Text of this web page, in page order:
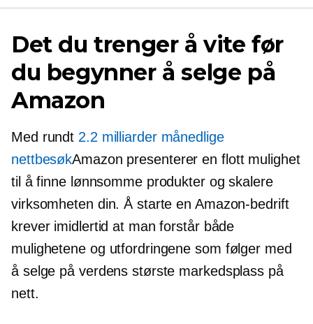
Det du trenger å vite før
du begynner å selge på
Amazon
Med rundt 2.2 milliarder månedlige
nettbesøkAmazon presenterer en flott mulighet
til å finne lønnsomme produkter og skalere
virksomheten din. Å starte en Amazon-bedrift
krever imidlertid at man forstår både
mulighetene og utfordringene som følger med
å selge på verdens største markedsplass på
nett.